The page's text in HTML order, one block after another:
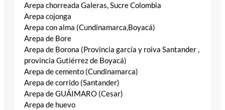
Arepa chorreada Galeras, Sucre Colombia
Arepa cojonga
Arepa con alma (Cundinamarca,Boyacá)
Arepa de Bore
Arepa de Borona (Provincia garcía y roiva Santander ,
provincia Gutiérrez de Boyacá)
Arepa de cemento (Cundinamarca)
Arepa de corrido (Santander)
Arepa de GUÁIMARO (Cesar)
Arepa de huevo